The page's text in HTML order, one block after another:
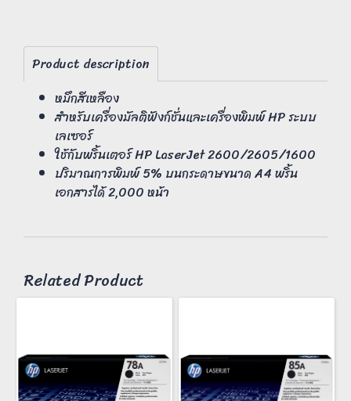
Product description
หมึกสีเหลือง
สำหรับเครื่องมัลติฟังก์ชั่นและเครื่องพิมพ์ HP ระบบ
เลเซอร์
ใช้กับพริ้นเตอร์ HP LaserJet 2600/2605/1600
ปริมาณการพิมพ์ 5% บนกระดาษขนาด A4 พริ้น
เอกสารได้ 2,000 หน้า
Related Product